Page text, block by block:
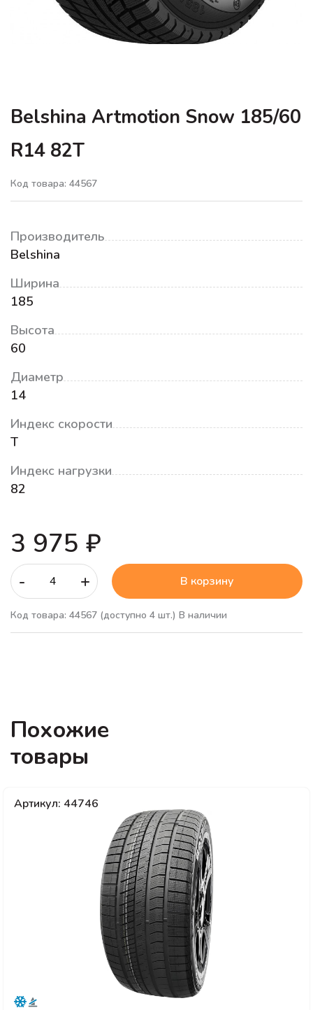
Belshina Artmotion Snow 185/60
R14 82T
Код товара: 44567
Производитель
Belshina
Ширина
185
Высота
60
Диаметр
14
Индекс скорости
T
Индекс нагрузки
82
3 975 ₽
- + В корзину
Код товара: 44567 (доступно 4 шт.) В наличии
Похожие
товары
Артикул: 44746